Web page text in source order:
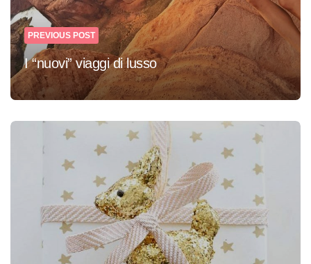
PREVIOUS POST
I “nuovi” viaggi di lusso